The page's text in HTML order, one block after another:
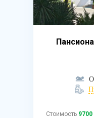
Стоимость 9700